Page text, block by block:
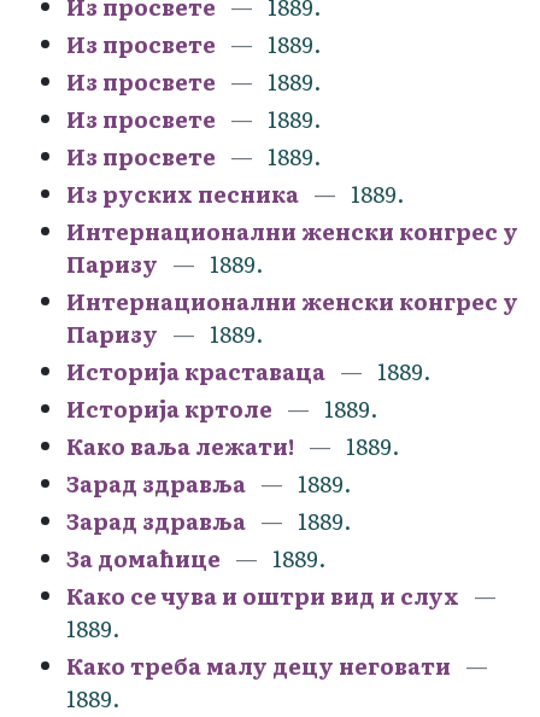
Из просвете
1889.
Из просвете
1889.
Из просвете
1889.
Из просвете
1889.
Из руских песника
1889.
Интернационални женски конгрес у
Паризу
1889.
Интернационални женски конгрес у
Паризу
1889.
Историја краставаца
1889.
Историја кртоле
1889.
Како ваља лежати!
1889.
Зарад здравља
1889.
Зарад здравља
1889.
За домаћице
1889.
Како се чува и оштри вид и слух
1889.
Како треба малу децу неговати
1889.